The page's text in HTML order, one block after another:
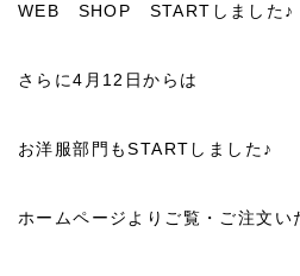
WEB SHOP STARTしました♪
さらに4月12日からは
お洋服部門もSTARTしました♪
ホームページよりご覧・ご注文い